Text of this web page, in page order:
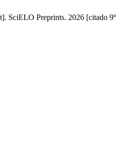
SciELO Preprints. 2026 [citado